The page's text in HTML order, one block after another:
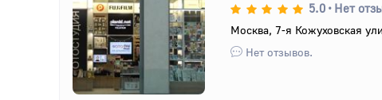
Назад Вперед
5.0 • Нет
Москва, 7-я Кожуховская
Нет отзывов.